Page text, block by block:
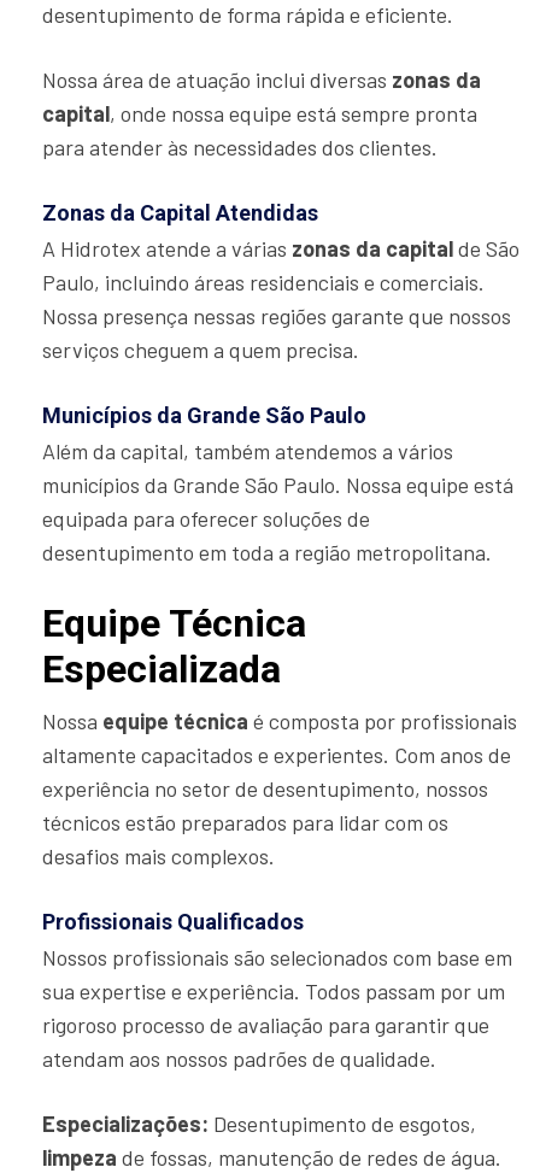
desentupimento de forma rápida e eficiente.
Nossa área de atuação inclui diversas zonas da
capital, onde nossa equipe está sempre pronta
para atender às necessidades dos clientes.
Zonas da Capital Atendidas
A Hidrotex atende a várias zonas da capitalde São
Paulo, incluindo áreas residenciais e comerciais.
Nossa presença nessas regiões garante que nossos
serviços cheguem a quem precisa.
Municípios da Grande São Paulo
Além da capital, também atendemos a vários
municípios da Grande São Paulo. Nossa equipe está
equipada para oferecer soluções de
desentupimento em toda a região metropolitana.
Equipe Técnica
Especializada
Nossa equipe técnica é composta por profissionais
altamente capacitados e experientes. Com anos de
experiência no setor de desentupimento, nossos
técnicos estão preparados para lidar com os
desafios mais complexos.
Profissionais Qualificados
Nossos profissionais são selecionados com base em
sua expertise e experiência. Todos passam por um
rigoroso processo de avaliação para garantir que
atendam aos nossos padrões de qualidade.
Especializações: Desentupimento de esgotos,
limpeza de fossas, manutenção de redes de água.